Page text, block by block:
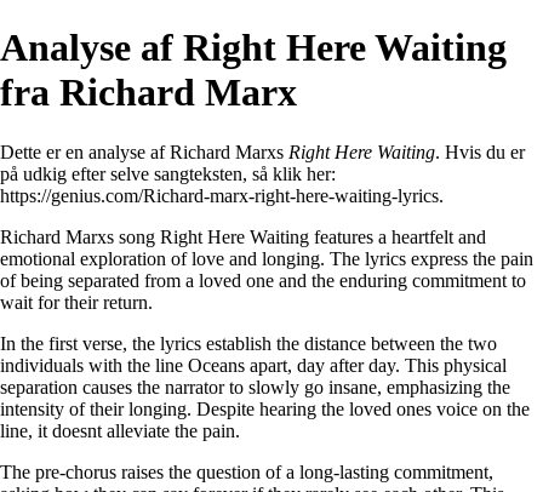
Analyse af Right Here Waiting
fra Richard Marx
Dette er en analyse af Richard Marxs Right Here Waiting. Hvis du er
på udkig efter selve sangteksten, så klik her:
https://genius.com/Richard-marx-right-here-waiting-lyrics.
Richard Marxs song Right Here Waiting features a heartfelt and
emotional exploration of love and longing. The lyrics express the pain
of being separated from a loved one and the enduring commitment to
wait for their return.
In the first verse, the lyrics establish the distance between the two
individuals with the line Oceans apart, day after day. This physical
separation causes the narrator to slowly go insane, emphasizing the
intensity of their longing. Despite hearing the loved ones voice on the
line, it doesnt alleviate the pain.
The pre-chorus raises the question of a long-lasting commitment,